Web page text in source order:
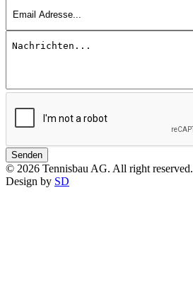
Senden
© 2026 Tennisbau AG. All right reserved.
Design by SD